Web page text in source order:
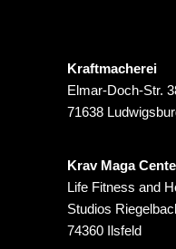
Kraftmacherei
Elmar-Doch-Str.
71638
Krav Maga
Life Fitness and
Studios
74360 Ilsfeld